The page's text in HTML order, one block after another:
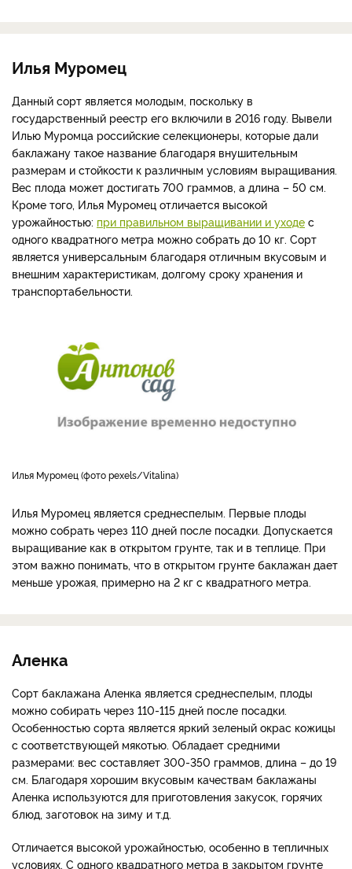
Илья Муромец
Данный сорт является молодым, поскольку в
государственный реестр его включили в 2016 году. Вывели
Илью Муромца российские селекционеры, которые дали
баклажану такое название благодаря внушительным
размерам и стойкости к различным условиям выращивания.
Вес плода может достигать 700 граммов, а длина – 50 см.
Кроме того, Илья Муромец отличается высокой
урожайностью: при правильном выращивании и уходе с
одного квадратного метра можно собрать до 10 кг. Сорт
является универсальным благодаря отличным вкусовым и
внешним характеристикам, долгому сроку хранения и
транспортабельности.
Илья Муромец (фото pexels/Vitalina)
Илья Муромец является среднеспелым. Первые плоды
можно собрать через 110 дней после посадки. Допускается
выращивание как в открытом грунте, так и в теплице. При
этом важно понимать, что в открытом грунте баклажан дает
меньше урожая, примерно на 2 кг с квадратного метра.
Аленка
Сорт баклажана Аленка является среднеспелым, плоды
можно собирать через 110-115 дней после посадки.
Особенностью сорта является яркий зеленый окрас кожицы
с соответствующей мякотью. Обладает средними
размерами: вес составляет 300-350 граммов, длина – до 19
см. Благодаря хорошим вкусовым качествам баклажаны
Аленка используются для приготовления закусок, горячих
блюд, заготовок на зиму и т.д.
Отличается высокой урожайностью, особенно в тепличных
условиях. С одного квадратного метра в закрытом грунте